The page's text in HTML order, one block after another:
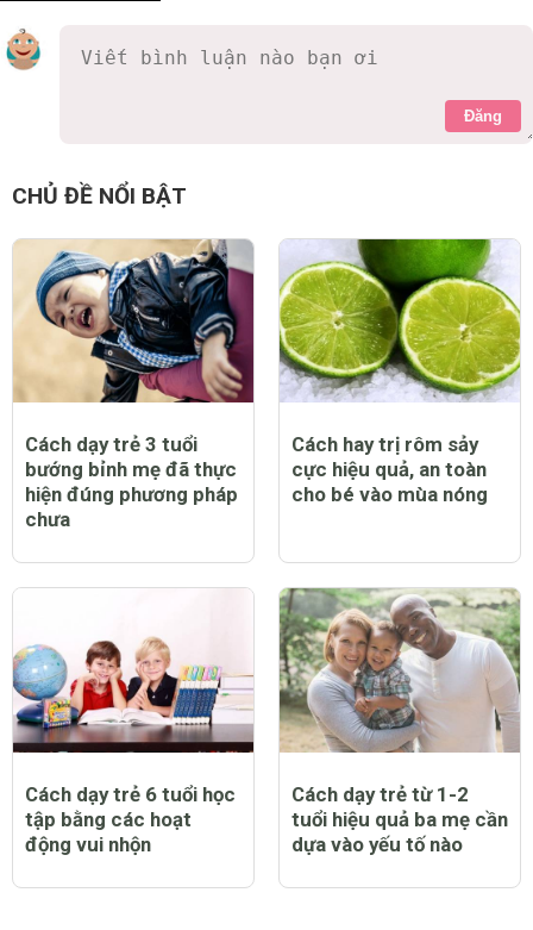
Đăng
CHỦ ĐỀ NỔI BẬT
Cách dạy trẻ 3 tuổi
bướng bỉnh mẹ đã thực
hiện đúng phương pháp
chưa
Cách hay trị rôm sảy
cực hiệu quả, an toàn
cho bé vào mùa nóng
Cách dạy trẻ 6 tuổi học
tập bằng các hoạt
động vui nhộn
Cách dạy trẻ từ 1-2
tuổi hiệu quả ba mẹ cần
dựa vào yếu tố nào